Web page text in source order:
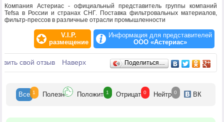
Компания Астериас - официальный представитель группы компаний
Tefsa в России и странах СНГ. Поставка фильтровальных материалов,
фильтр-прессов в различные отрасли промышленности
V.I.P.
размещение
Информация для представителей
ООО «Астериас»
Отзывы
свой отзыв Наверх Поделиться…
Все 1 Полезн Положит 1 Отрицат 0 Нейтр 0 ВК